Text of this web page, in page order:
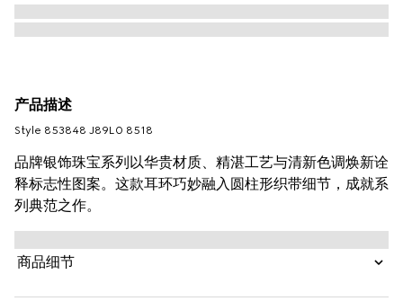
产品描述
Style ‎853848 J89L0 8518
品牌银饰珠宝系列以华贵材质、精湛工艺与清新色调焕新诠
释标志性图案。这款耳环巧妙融入圆柱形织带细节，成就系
列典范之作。
商品细节